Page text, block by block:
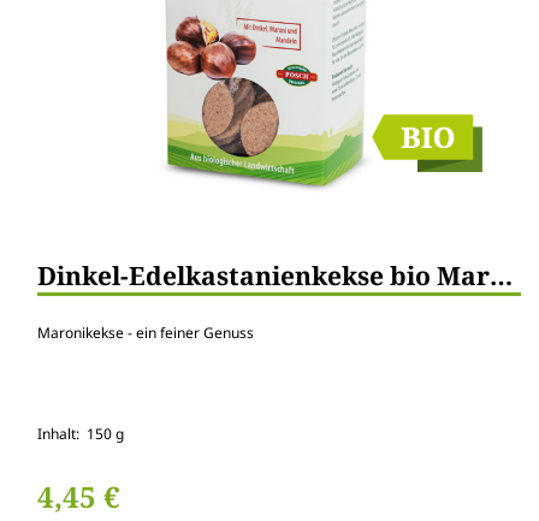
Dinkel-Edelkastanienkekse bio Maronikekse
Maronikekse - ein feiner Genuss
Inhalt: 150 g
4,45 €